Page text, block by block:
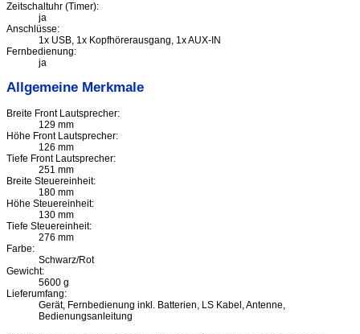
Zeitschaltuhr (Timer):
ja
Anschlüsse:
1x USB, 1x Kopfhörerausgang, 1x AUX-IN
Fernbedienung:
ja
Allgemeine Merkmale
Breite Front Lautsprecher:
129 mm
Höhe Front Lautsprecher:
126 mm
Tiefe Front Lautsprecher:
251 mm
Breite Steuereinheit:
180 mm
Höhe Steuereinheit:
130 mm
Tiefe Steuereinheit:
276 mm
Farbe:
Schwarz/Rot
Gewicht:
5600 g
Lieferumfang:
Gerät, Fernbedienung inkl. Batterien, LS Kabel, Antenne,
Bedienungsanleitung